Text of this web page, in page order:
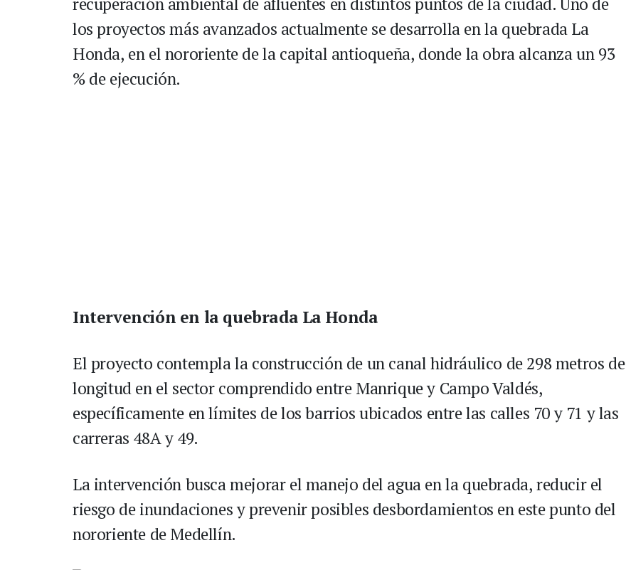
los proyectos más avanzados actualmente se desarrolla en la quebrada La
Honda, en el nororiente de la capital antioqueña, donde la obra alcanza un 93
% de ejecución.
Intervención en la quebrada La Honda
El proyecto contempla la construcción de un canal hidráulico de 298 metros de
longitud en el sector comprendido entre Manrique y Campo Valdés,
específicamente en límites de los barrios ubicados entre las calles 70 y 71 y las
carreras 48A y 49.
La intervención busca mejorar el manejo del agua en la quebrada, reducir el
riesgo de inundaciones y prevenir posibles desbordamientos en este punto del
nororiente de Medellín.